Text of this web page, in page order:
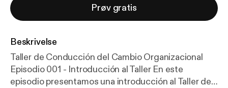
Prøv gratis
Beskrivelse
Taller de Conducción del Cambio Organizacional
Episodio 001 - Introducción al Taller En este
episodio presentamos una introducción al Taller de